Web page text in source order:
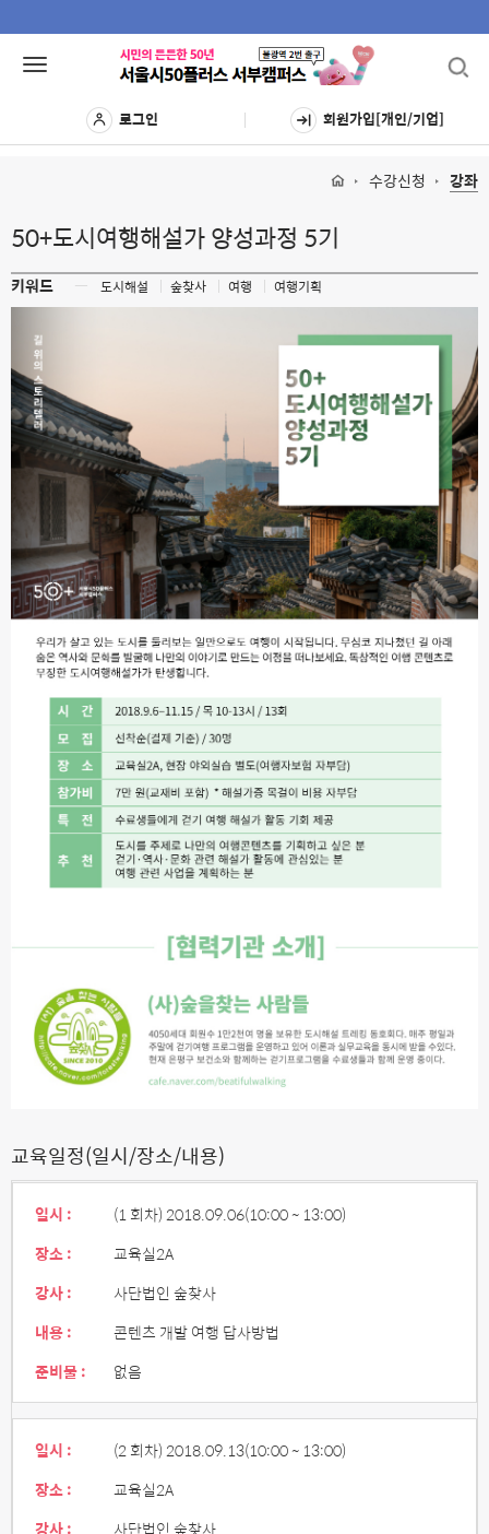
Toggle
로그인 회원가입[개인/기업]
수강신청 강좌
50+도시여행해설가 양성과정 5기
키워드 ㅡ 도시해설 숲찾사 여행 여행기획
교육일정(일시/장소/내용)
일시 : (1 회차) 2018.09.06(10:00 ~ 13:00)
장소 :
교육실2A
강사 :
사단법인 숲찾사
내용 :
콘텐츠 개발 여행 답사방법
준비물 :
없음
일시 : (2 회차) 2018.09.13(10:00 ~ 13:00)
장소 :
교육실2A
강사 :
사단법인 숲찾사